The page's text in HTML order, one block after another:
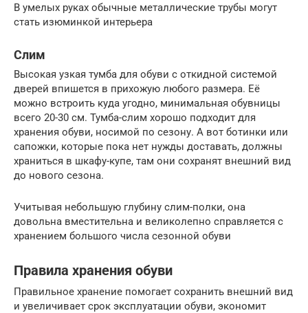
В умелых руках обычные металлические трубы могут
стать изюминкой интерьера
Слим
Высокая узкая тумба для обуви с откидной системой
дверей впишется в прихожую любого размера. Её
можно встроить куда угодно, минимальная обувницы
всего 20-30 см. Тумба-слим хорошо подходит для
хранения обуви, носимой по сезону. А вот ботинки или
сапожки, которые пока нет нужды доставать, должны
храниться в шкафу-купе, там они сохранят внешний вид
до нового сезона.
Учитывая небольшую глубину слим-полки, она
довольна вместительна и великолепно справляется с
хранением большого числа сезонной обуви
Правила хранения обуви
Правильное хранение помогает сохранить внешний вид
и увеличивает срок эксплуатации обуви, экономит